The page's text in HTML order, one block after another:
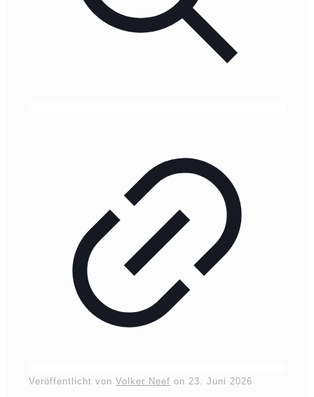
Veröffentlicht von Volker Neef on 23. Juni 2026